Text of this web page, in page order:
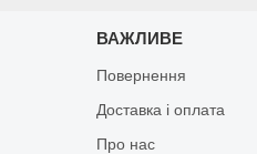
ВАЖЛИВЕ
Повернення
Доставка і оплата
Про нас